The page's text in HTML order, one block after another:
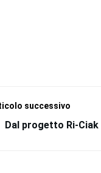
successivo
Dal progetto Ri-